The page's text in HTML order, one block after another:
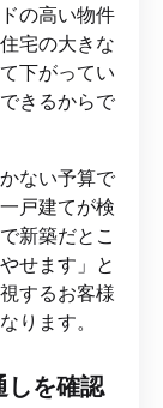
の高い物件
宅の大きな
下がってい
きるからで
ない予算で
戸建てが検
新築だとこ
せます」と
するお客様
ります。
しを確認